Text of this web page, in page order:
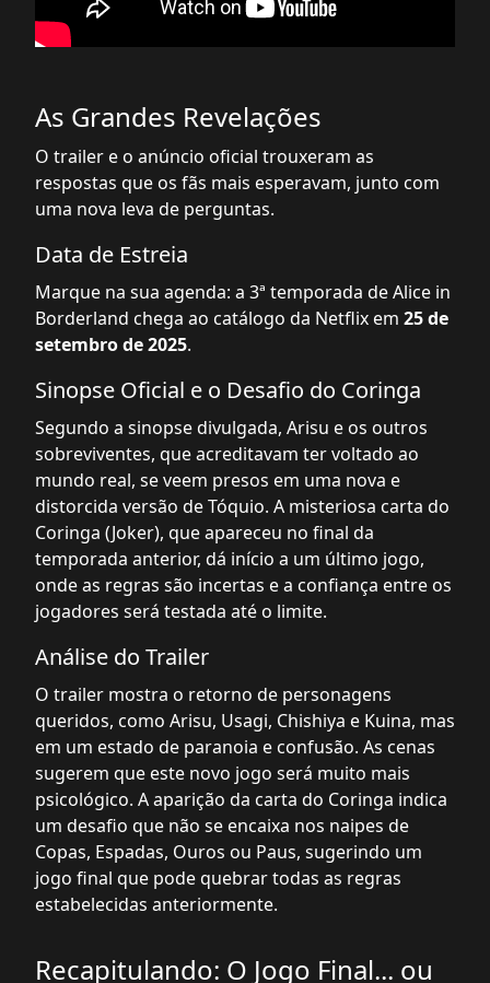
As Grandes Revelações
O trailer e o anúncio oficial trouxeram as
respostas que os fãs mais esperavam, junto com
uma nova leva de perguntas.
Data de Estreia
Marque na sua agenda: a 3ª temporada de Alice in
Borderland chega ao catálogo da Netflix em 25 de
setembro de 2025.
Sinopse Oficial e o Desafio do Coringa
Segundo a sinopse divulgada, Arisu e os outros
sobreviventes, que acreditavam ter voltado ao
mundo real, se veem presos em uma nova e
distorcida versão de Tóquio. A misteriosa carta do
Coringa (Joker), que apareceu no final da
temporada anterior, dá início a um último jogo,
onde as regras são incertas e a confiança entre os
jogadores será testada até o limite.
Análise do Trailer
O trailer mostra o retorno de personagens
queridos, como Arisu, Usagi, Chishiya e Kuina, mas
em um estado de paranoia e confusão. As cenas
sugerem que este novo jogo será muito mais
psicológico. A aparição da carta do Coringa indica
um desafio que não se encaixa nos naipes de
Copas, Espadas, Ouros ou Paus, sugerindo um
jogo final que pode quebrar todas as regras
estabelecidas anteriormente.
Recapitulando: O Jogo Final... ou